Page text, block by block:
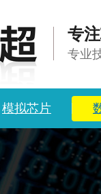
专
专业
模拟芯片